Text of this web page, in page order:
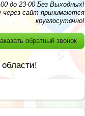
до 23-00 Без Выходных!
через сайт принимаются
круглосуточно!
обратный звонок